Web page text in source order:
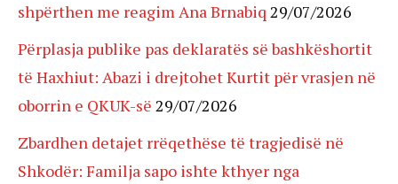
shpërthen me reagim Ana Brnabiq 29/07/2026
Përplasja publike pas deklaratës së bashkëshortit
të Haxhiut: Abazi i drejtohet Kurtit për vrasjen në
oborrin e QKUK-së 29/07/2026
Zbardhen detajet rrëqethëse të tragjedisë në
Shkodër: Familja sapo ishte kthyer nga